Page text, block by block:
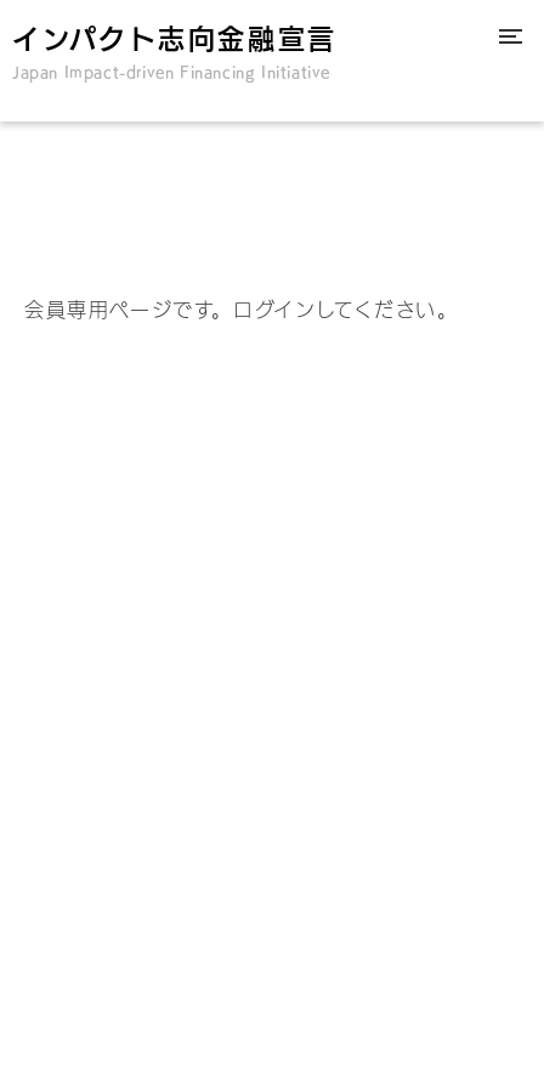
インパクト志向金融宣言
Japan Impact-driven Financing Initiative
会員専用ページです。ログインしてください。